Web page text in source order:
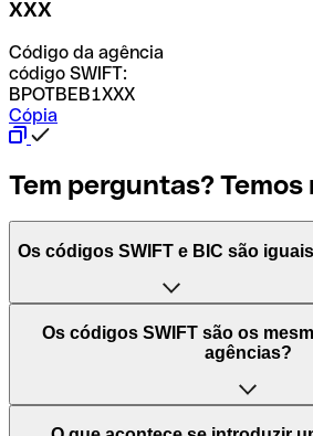
XXX
Código da agência
código SWIFT:
BPOTBEB1XXX
Cópia
Tem perguntas?
Os códigos SWIFT e BIC são
O acrónimo SWIFT significa
Interbank Financial
Mundiais)". Trata-se de uma rede
processam pagamentos entre países.
Os códigos SWIFT são os
agências?